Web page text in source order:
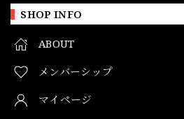
SHOP INFO
ABOUT
メンバーシップ
マイページ